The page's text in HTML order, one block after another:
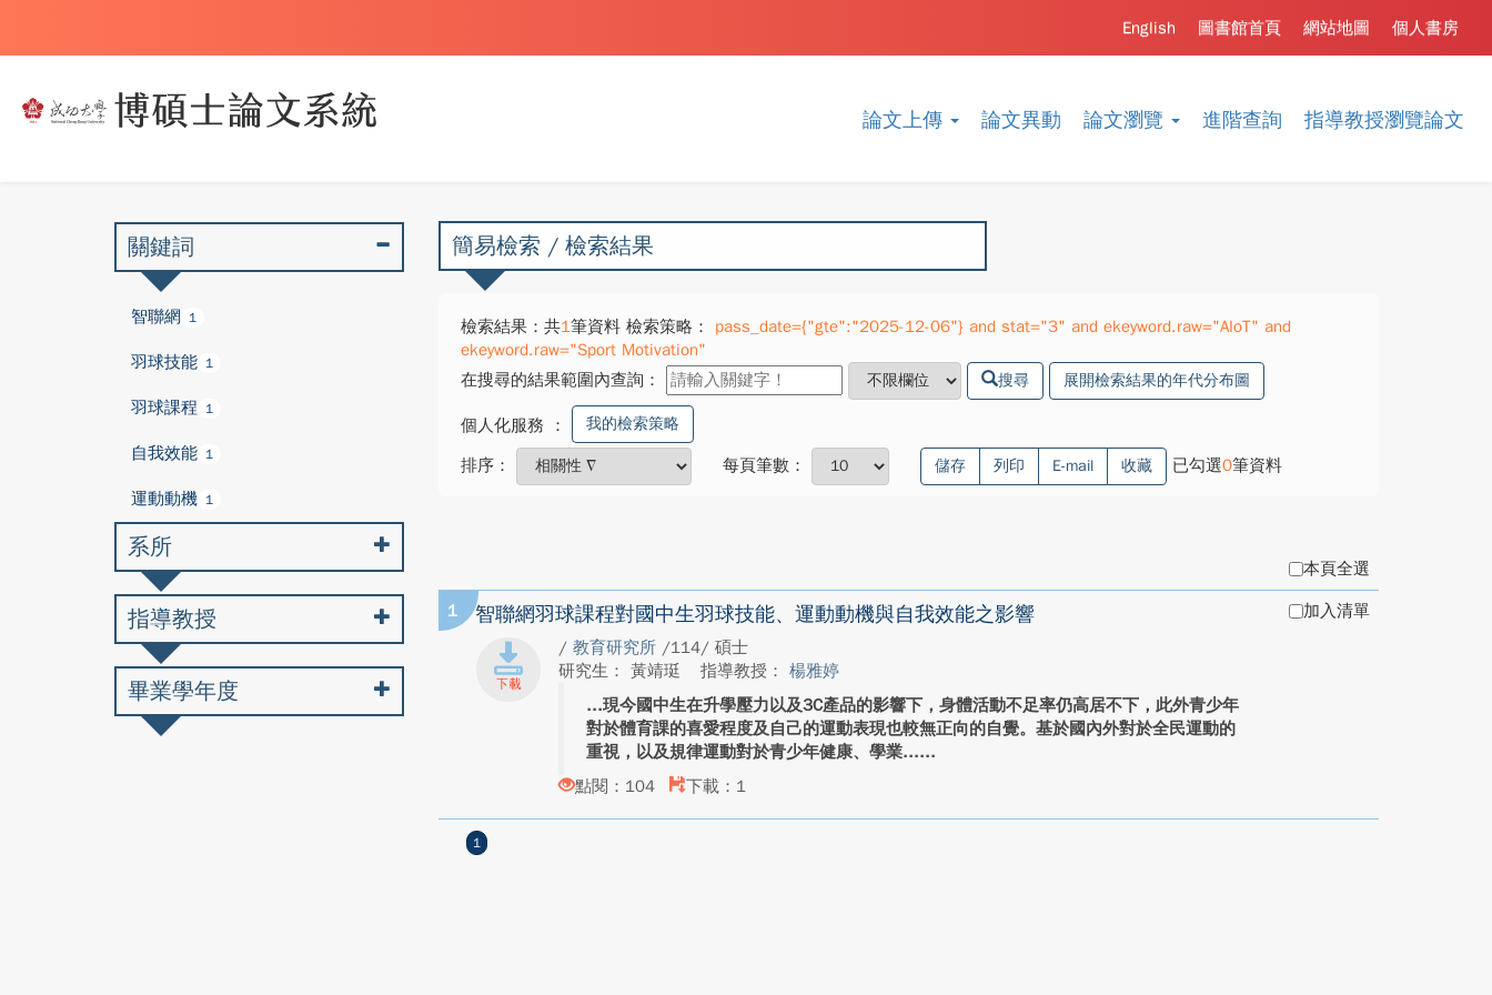
論文上傳 論文異動 論文瀏覽 進階查詢 指導教授瀏覽論文
個人書房
網站地圖
圖書館首頁
English
簡易檢索 / 檢索結果
檢索結果：共1筆資料 檢索策略：
pass_date={"gte":"2025-12-06"} and stat="3" and ekeyword.raw="AIoT" and
ekeyword.raw="Sport Motivation"
在搜尋的結果範圍內查詢：
搜尋 展開檢索結果的年代分布圖
個人化服務 ： 我的檢索策略
排序： 每頁筆數： 儲存 列印 E-mail 收藏 已勾選0筆資料
本頁全選
1 智聯網羽球課程對國中生羽球技能、運動動機與自我效能之影響
/ 教育研究所 /114/ 碩士
研究生： 黃靖珽
指導教授： 楊雅婷
現今國中生在升學壓力以及3C產品的影響下，身體活動不足率仍高居不下，此外青少年
對於體育課的喜愛程度及自己的運動表現也較無正向的自覺。基於國內外對於全民運動的
重視，以及規律運動對於青少年健康、學業...
點閱：104
下載：1
加入清單
1
關鍵詞
智聯網 1
羽球技能 1
羽球課程 1
自我效能 1
運動動機 1
系所
指導教授
畢業學年度